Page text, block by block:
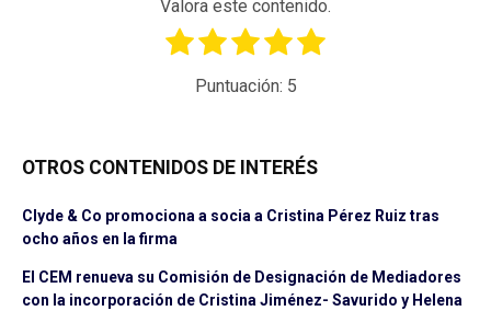
Valora este contenido.
Puntuación: 5
OTROS CONTENIDOS DE INTERÉS
Clyde & Co promociona a socia a Cristina Pérez Ruiz tras
ocho años en la firma
El CEM renueva su Comisión de Designación de Mediadores
con la incorporación de Cristina Jiménez- Savurido y Helena